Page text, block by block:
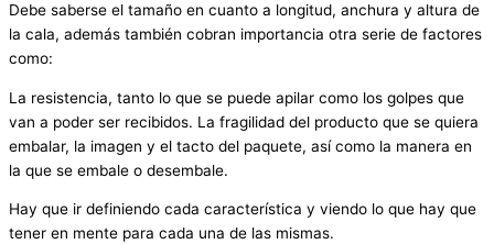
Debe saberse el tamaño en cuanto a longitud, anchura y altura de
la cala, además también cobran importancia otra serie de factores
como:
La resistencia, tanto lo que se puede apilar como los golpes que
van a poder ser recibidos. La fragilidad del producto que se quiera
embalar, la imagen y el tacto del paquete, así como la manera en
la que se embale o desembale.
Hay que ir definiendo cada característica y viendo lo que hay que
tener en mente para cada una de las mismas.